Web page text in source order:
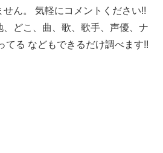
ん。 気軽にコメントください!!
どこ、曲、歌、歌手、声優、ナ
てる などもできるだけ調べます!!